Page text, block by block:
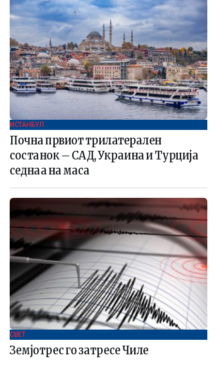
ИСТАНБУЛ
Почна првиот трилатерален
состанок – САД, Украина и Турција
седнаа на маса
СВЕТ .
Земјотрес го затресе Чиле